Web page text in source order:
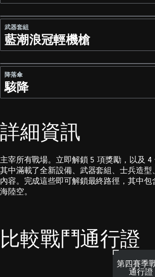
武器套組
藍潮浪冠輕機槍
降落傘
駭降
詳細資訊
主宰所有戰場。立即解鎖 5 項獎勵，以及 4
其中滿載了全新設備、武器套組、士兵造型
內容。完成這些即可解鎖最終路徑，其中包
海陸空。
比較戰鬥通行證
第四賽季
通行證